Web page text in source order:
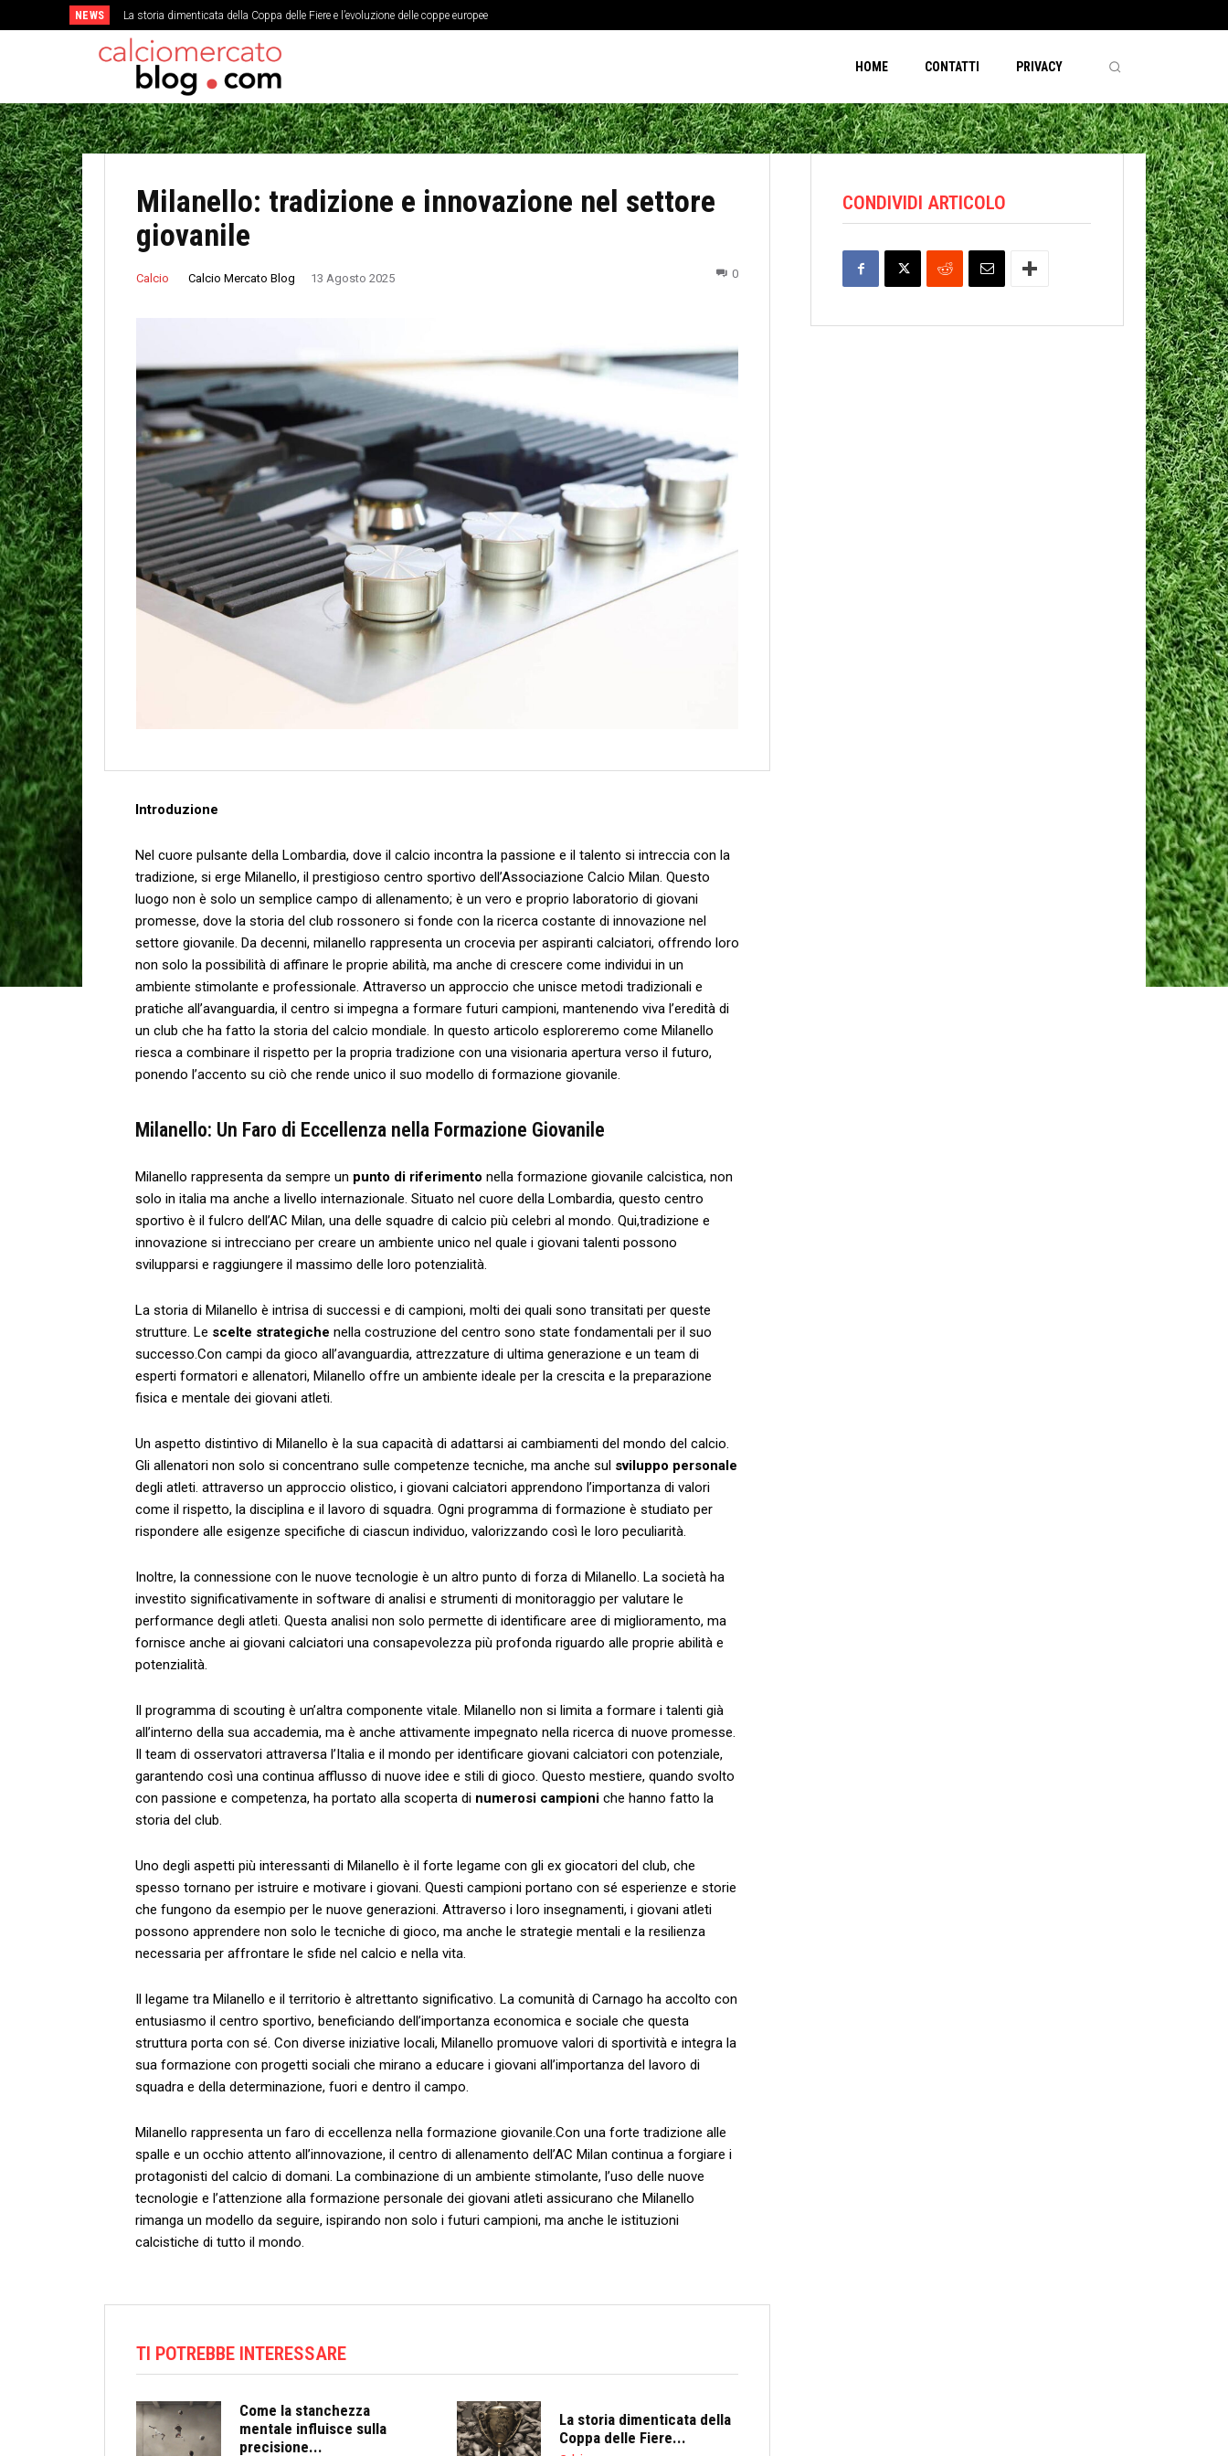
NEWS La storia dimenticata della Coppa delle Fiere e l’evoluzione delle coppe europee
HOME CONTATTI PRIVACY
Milanello: tradizione e innovazione nel settore
giovanile
Calcio Calcio Mercato Blog 13 Agosto 2025 0
Introduzione
Nel cuore pulsante della Lombardia, dove‌ il calcio incontra la passione e il talento si intreccia con la
tradizione, ‍si erge Milanello, ‍il prestigioso centro sportivo​ dell’Associazione Calcio Milan. Questo
luogo non è⁢ solo un semplice campo di allenamento; ​è un​ vero e proprio ⁤laboratorio di giovani
promesse, ‌dove la storia del club rossonero si fonde con la ⁤ricerca costante di innovazione nel
settore⁢ giovanile. Da decenni, milanello rappresenta un crocevia per aspiranti calciatori, offrendo loro
non solo la possibilità di affinare le proprie abilità, ma ⁣anche di⁢ crescere come‌ individui in un
ambiente stimolante e professionale. Attraverso un approccio che unisce metodi tradizionali e
pratiche all’avanguardia, il centro si impegna a formare futuri ⁣campioni, mantenendo viva l’eredità di
un club che ha fatto‍ la storia del calcio mondiale. In questo articolo esploreremo come ⁤Milanello
riesca a combinare il rispetto per la propria tradizione con una visionaria apertura ​verso il futuro,
ponendo l’accento su ciò che ⁢rende unico‍ il suo modello‌ di formazione giovanile.
Milanello:⁢ Un Faro di Eccellenza ⁢nella Formazione Giovanile
Milanello rappresenta da sempre un punto ​di riferimento nella formazione giovanile calcistica, non
solo in italia ma anche a livello internazionale. Situato nel cuore della Lombardia,⁤ questo ⁣centro
sportivo è il ⁣fulcro dell’AC Milan, una delle squadre di calcio più celebri al mondo. Qui,tradizione ⁢e
innovazione ‍si intrecciano per ‌creare un ambiente unico nel quale i giovani talenti possono
svilupparsi⁢ e raggiungere ‌il massimo​ delle loro potenzialità.
La storia di Milanello è intrisa di successi e di campioni, molti dei quali sono transitati per queste
strutture.⁤ Le scelte strategiche nella ⁢costruzione del centro sono state fondamentali per il suo⁢
successo.Con campi da gioco all’avanguardia, attrezzature di ultima generazione e un ​team di
esperti formatori ‍e allenatori, Milanello ⁣offre un ambiente ideale per la crescita e‌ la preparazione
fisica e mentale dei giovani atleti.
Un aspetto distintivo ​di Milanello è la ​sua capacità di adattarsi ai cambiamenti del ⁢mondo del calcio.
Gli allenatori non solo⁤ si concentrano sulle competenze tecniche, ⁣ma anche sul​ sviluppo personale
degli atleti. attraverso un approccio olistico, i giovani calciatori apprendono l’importanza di valori
come il rispetto, la disciplina e ‍il lavoro di squadra. Ogni⁣ programma di formazione è studiato per
rispondere alle esigenze specifiche di ‌ciascun individuo, valorizzando ⁤così le‌ loro peculiarità.
Inoltre, la connessione‌ con le ⁢nuove tecnologie⁤ è un altro punto di forza di Milanello. La società‍ ha⁣
investito significativamente in software di analisi e strumenti‌ di monitoraggio per ⁣valutare le
performance degli atleti. Questa analisi ⁤non solo permette di identificare aree di miglioramento, ma
fornisce anche ‌ai giovani calciatori una consapevolezza più profonda riguardo alle proprie abilità e
potenzialità.
Il programma di scouting‍ è un’altra componente vitale. Milanello non si limita a⁤ formare i ⁣talenti già⁣
all’interno della sua accademia, ma è anche attivamente impegnato ‍nella ricerca di nuove promesse.
Il team di osservatori attraversa l’Italia ‍e il mondo per identificare giovani calciatori con potenziale,
garantendo così una continua afflusso di nuove⁣ idee e stili di gioco. Questo mestiere, quando svolto
con passione e competenza, ha portato alla scoperta di numerosi campioni che hanno fatto la
storia del club.
Uno‍ degli aspetti più interessanti di Milanello è ‌il forte legame con ⁤gli ex⁤ giocatori del⁣ club, che
spesso ​tornano per ‌istruire e motivare i giovani. Questi campioni portano con ⁢sé esperienze e storie
che fungono da esempio per⁤ le nuove generazioni. Attraverso i loro insegnamenti, i giovani atleti
possono apprendere non solo le tecniche di gioco, ma anche le strategie⁤ mentali‌ e la resilienza
necessaria per⁣ affrontare le ⁣sfide nel calcio e nella vita.
Il legame tra Milanello e il territorio è altrettanto significativo. ⁤La comunità di Carnago ha accolto con
entusiasmo il centro sportivo, beneficiando dell’importanza economica e sociale che questa
struttura‌ porta con sé. Con diverse iniziative locali, Milanello promuove valori ​di sportività e integra la
sua formazione con ⁢progetti sociali che mirano a educare i giovani all’importanza del lavoro di
squadra ‌e della determinazione,⁣ fuori e dentro il campo.
Milanello rappresenta un faro​ di eccellenza nella formazione giovanile.Con una forte tradizione‌ alle
spalle e un occhio attento all’innovazione, il centro di allenamento dell’AC Milan continua a forgiare i
protagonisti del calcio di domani. La combinazione di un ambiente stimolante, l’uso delle ⁢nuove
tecnologie e​ l’attenzione alla ⁤formazione personale⁣ dei giovani atleti assicurano che Milanello
rimanga un modello da seguire, ispirando non solo i futuri campioni, ⁢ma anche le istituzioni
calcistiche di tutto il mondo.
TI POTREBBE INTERESSARE
Come la stanchezza
mentale influisce sulla
precisione...
La storia dimenticata della
Coppa delle Fiere...
CONDIVIDI ARTICOLO